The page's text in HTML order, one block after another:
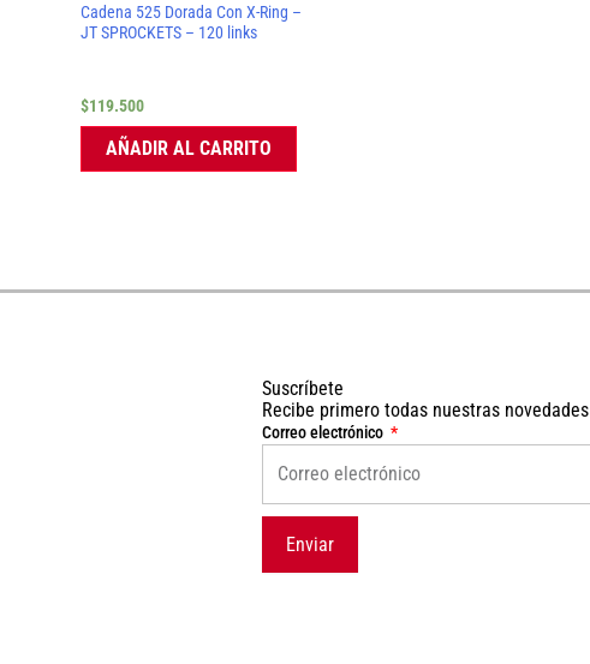
Cadena 525 Dorada Con X-Ring –
JT SPROCKETS – 120 links
$119.500
AÑADIR AL CARRITO
Suscríbete
Recibe primero todas nuestras novedades
Correo electrónico
Enviar